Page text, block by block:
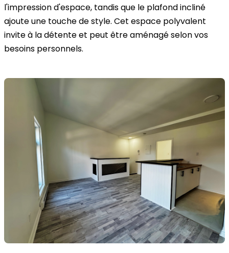
l'impression d'espace, tandis que le plafond incliné
ajoute une touche de style. Cet espace polyvalent
invite à la détente et peut être aménagé selon vos
besoins personnels.